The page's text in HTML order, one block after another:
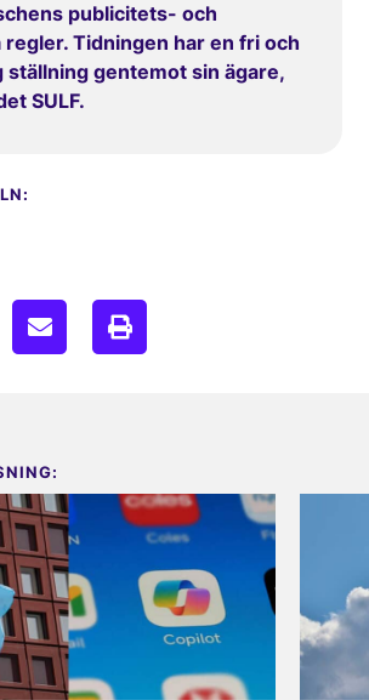
publicitets- och
Tidningen har en fri och
ställning gentemot sin ägare,
SULF.